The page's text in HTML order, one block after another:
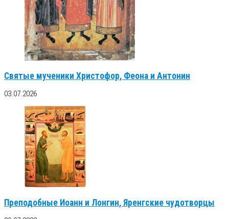
Святые мученики Христофор, Феона и Антонин
03.07.2026
Преподобные Иоанн и Лонгин, Яренгские чудотворцы